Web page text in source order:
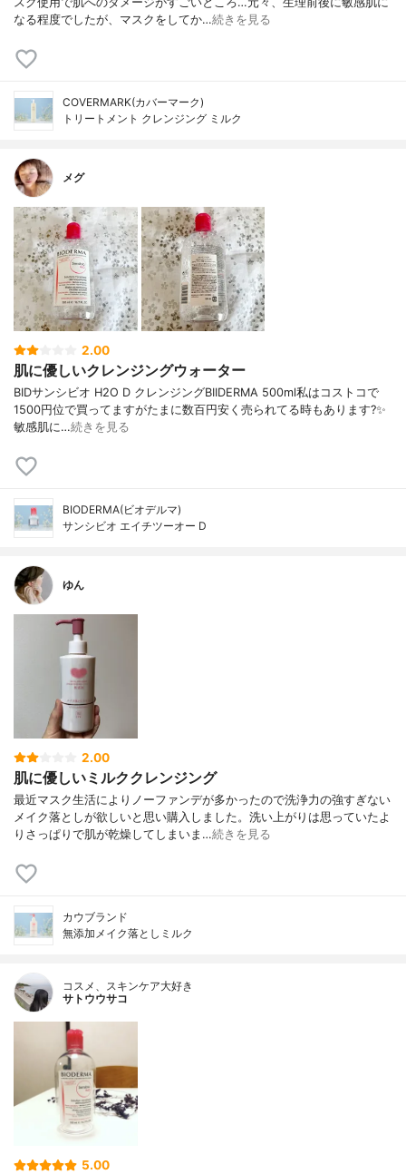
なる程度でしたが、マスクをしてか…続きを見る
COVERMARK(カバーマーク)
トリートメント クレンジング ミルク
メグ
2.00
肌に優しいクレンジングウォーター
BIDサンシビオ H2O D クレンジングBIIDERMA 500ml私はコストコで
1500円位で買ってますがたまに数百円安く売られてる時もあります?✨
敏感肌に…続きを見る
BIODERMA(ビオデルマ)
サンシビオ エイチツーオー D
ゆん
2.00
肌に優しいミルククレンジング
最近マスク生活によりノーファンデが多かったので洗浄力の強すぎない
メイク落としが欲しいと思い購入しました。洗い上がりは思っていたよ
りさっぱりで肌が乾燥してしまいま…続きを見る
カウブランド
無添加メイク落としミルク
コスメ、スキンケア大好き
サトウウサコ
5.00